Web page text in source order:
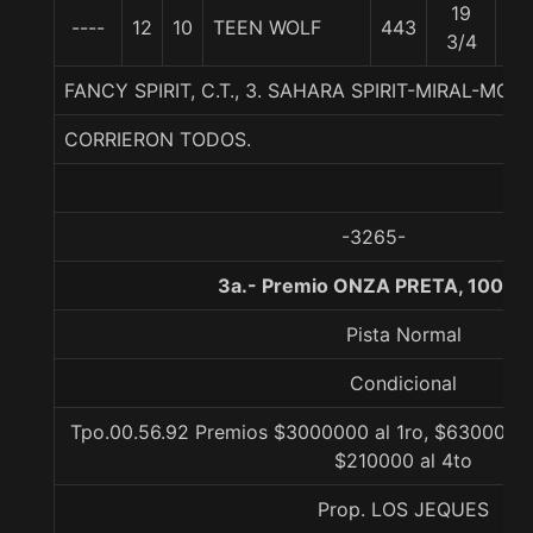
---- 12 10 TEEN WOLF 443
19
3/4
FANCY SPIRIT, C.T., 3. SAHARA SPIRIT-MIRAL-
CORRIERON TODOS.
-3265-
3a.- Premio ONZA PRETA, 1000
Pista Normal
Condicional
Tpo.00.56.92 Premios $3000000 al 1ro, $630000
$210000 al 4to
Prop. LOS JEQUES